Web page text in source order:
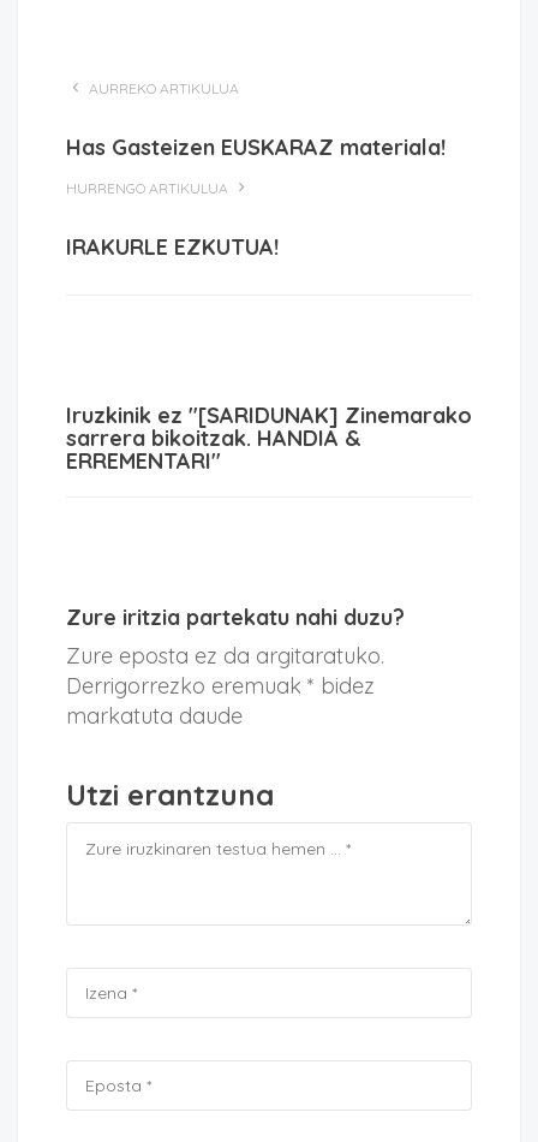
AURREKO ARTIKULUA
Has Gasteizen EUSKARAZ materiala!
HURRENGO ARTIKULUA
IRAKURLE EZKUTUA!
Iruzkinik ez "[SARIDUNAK] Zinemarako
sarrera bikoitzak. HANDIA &
ERREMENTARI"
Zure iritzia partekatu nahi duzu?
Zure eposta ez da argitaratuko.
Derrigorrezko eremuak * bidez
markatuta daude
Utzi erantzuna